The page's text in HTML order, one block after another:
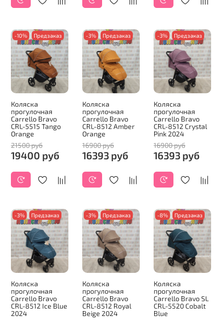
-10% Предзаказ
Коляска
прогулочная
Carrello Bravo
CRL-5515 Tango
Orange
21500 руб
19400 руб
-3% Предзаказ
Коляска
прогулочная
Carrello Bravo
CRL-8512 Amber
Orange
16900 руб
16393 руб
-3% Предзаказ
Коляска
прогулочная
Carrello Bravo
CRL-8512 Crystal
Pink 2024
16900 руб
16393 руб
-3% Предзаказ
Коляска
прогулочная
Carrello Bravo
CRL-8512 Ice Blue
2024
-3% Предзаказ
Коляска
прогулочная
Carrello Bravo
CRL-8512 Royal
Beige 2024
-8% Предзаказ
Коляска
прогулочная
Carrello Bravo SL
CRL-5520 Cobalt
Blue